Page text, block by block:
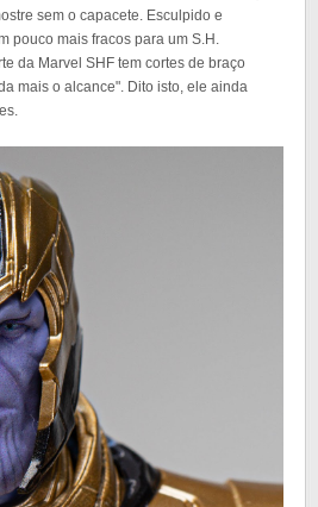
sem o capacete. Esculpido e
pouco mais fracos para um S.H.
da Marvel SHF tem cortes de braço
mais o alcance". Dito isto, ele ainda